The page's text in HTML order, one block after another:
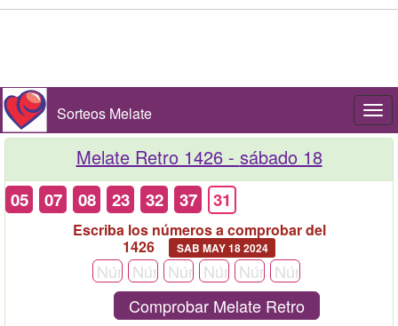
Sorteos Melate
Melate Retro 1426 - sábado 18
05 07 08 23 32 37 31
Escriba los números a comprobar del
1426
SAB MAY 18 2024
Comprobar Melate Retro